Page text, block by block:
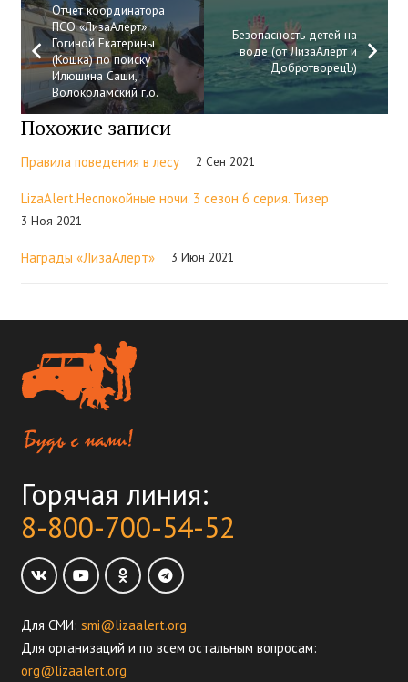
Отчет координатора
ПСО «ЛизаАлерт»
Гогиной Екатерины
(Кошка) по поиску
Илюшина Саши,
Волоколамский г.о.
Безопасность детей на
воде (от ЛизаАлерт и
ДобротворецЪ)
Похожие записи
Правила поведения в лесу 2 Сен 2021
LizaAlert.Неспокойные ночи. 3 сезон 6 серия. Тизер
3 Ноя 2021
Награды «ЛизаАлерт» 3 Июн 2021
Горячая линия:
8-800-700-54-52
Для СМИ: smi@lizaalert.org
Для организаций и по всем остальным вопросам:
org@lizaalert.org